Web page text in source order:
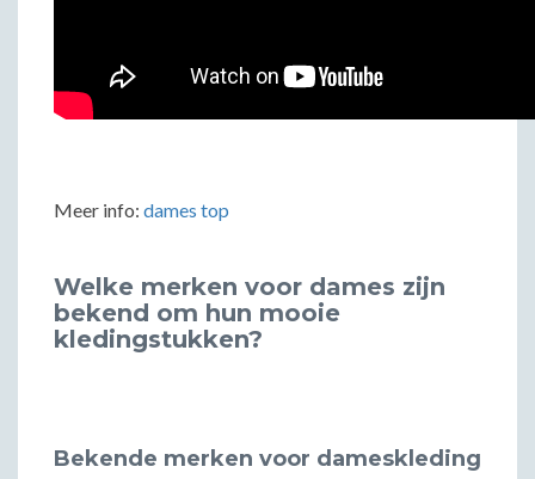
Meer info: dames top
Welke merken voor dames zijn
bekend om hun mooie
kledingstukken?
Bekende merken voor dameskleding